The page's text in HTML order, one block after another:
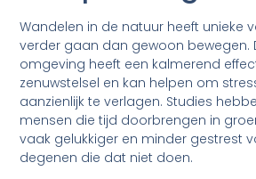
Wandelen in de natuur heeft unieke
verder gaan dan gewoon bewegen.
omgeving heeft een kalmerend
zenuwstelsel en kan helpen om
aanzienlijk te verlagen. Studies
mensen die tijd doorbrengen in
vaak gelukkiger en minder gestrest
degenen die dat niet doen.